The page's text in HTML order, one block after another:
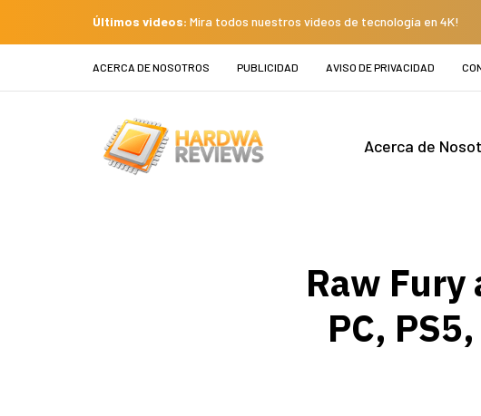
Últimos videos: Mira todos nuestros videos de tecnología en 4K!
ACERCA DE NOSOTROS PUBLICIDAD AVISO DE PRIVACIDAD
Acerca de
Raw Fury
PC,